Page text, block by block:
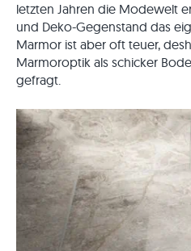
letzten Jahren die Modewelt
und Deko-Gegenstand das
Marmor ist aber oft teuer,
Marmoroptik als schicker
gefragt.